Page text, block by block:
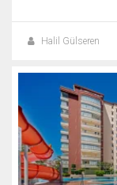
Halil Gülseren